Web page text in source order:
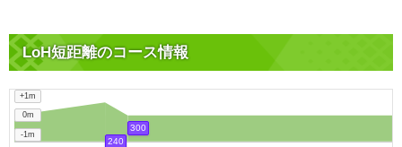
LoH短距離のコース情報
+1m
0m
-1m
240
300